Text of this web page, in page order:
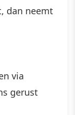
dan neemt
via
gerust